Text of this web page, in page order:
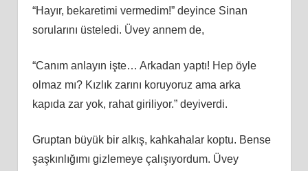
“Hayır, bekaretimi vermedim!” deyince Sinan
sorularını üsteledi. Üvey annem de,
“Canım anlayın işte… Arkadan yaptı! Hep öyle
olmaz mı? Kızlık zarını koruyoruz ama arka
kapıda zar yok, rahat giriliyor.” deyiverdi.
Gruptan büyük bir alkış, kahkahalar koptu. Bense
şaşkınlığımı gizlemeye çalışıyordum. Üvey